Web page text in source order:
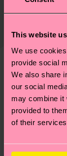
This website
We use
provide social
We also share
our social
may combine it
provided to
of their
éthique, de
correctement
ENCORE !
conseils et
Le délai de
d'une
dépend de
Vous avez
notre page
questions les
Nous pensons
Nouveau